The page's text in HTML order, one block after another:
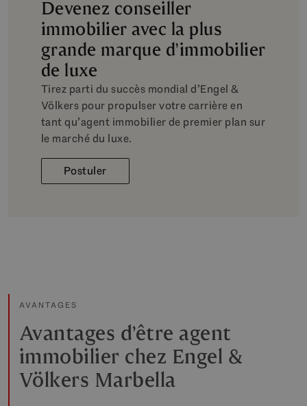
Devenez conseiller
immobilier avec la plus
grande marque d’immobilier
de luxe
Tirez parti du succès mondial d’Engel &
Völkers pour propulser votre carrière en
tant qu’agent immobilier de premier plan sur
le marché du luxe.
Postuler
AVANTAGES
Avantages d’être agent
immobilier chez Engel &
Völkers Marbella